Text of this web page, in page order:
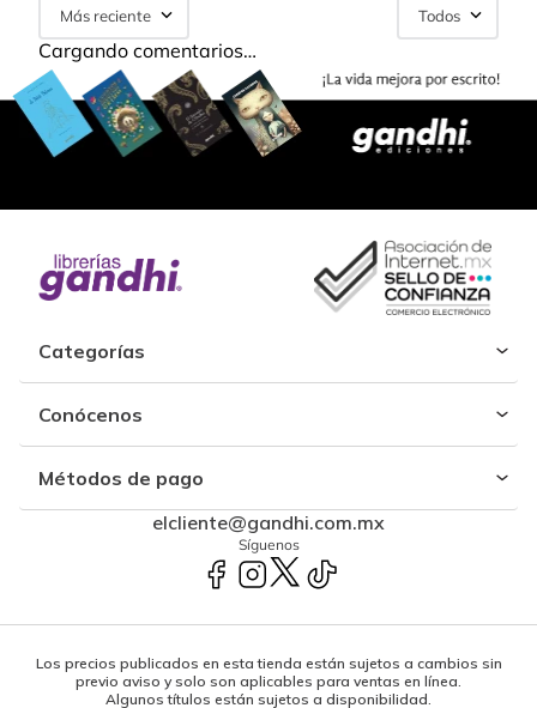
Más reciente Todos
Cargando comentarios…
Categorías
Conócenos
Métodos de pago
elcliente@gandhi.com.mx
Síguenos
Los precios publicados en esta tienda están sujetos a cambios sin
previo aviso y solo son aplicables para ventas en línea.
Algunos títulos están sujetos a disponibilidad.